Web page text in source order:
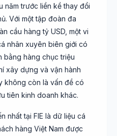
năm trước liền kề thay đổi
Với một tập đoàn đa
cầu hàng tỷ USD, một vi
nhân xuyên biên giới có
bằng hàng chục triệu
xây dựng và vận hành
không còn là vấn đề có
tiên kinh doanh khác.
nhất tại FIE là dữ liệu cá
hàng Việt Nam được